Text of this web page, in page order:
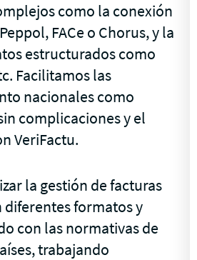
como la conexión
FACe o Chorus, y la
estructurados como
Facilitamos las
nacionales como
complicaciones y el
VeriFactu.
la gestión de facturas
diferentes formatos y
con las normativas de
trabajando